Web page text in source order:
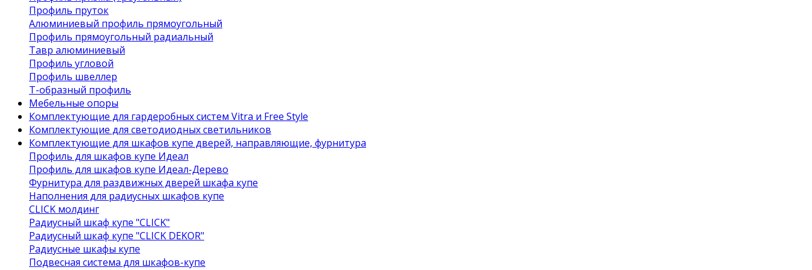
Профиль пруток
Алюминиевый профиль прямоугольный
Профиль прямоугольный радиальный
Тавр алюминиевый
Профиль угловой
Профиль швеллер
Т-образный профиль
Мебельные опоры
Комплектующие для гардеробных систем Vitra и Free Style
Комплектующие для светодиодных светильников
Комплектующие для шкафов купе дверей, направляющие, фурнитура
Профиль для шкафов купе Идеал
Профиль для шкафов купе Идеал-Дерево
Фурнитура для раздвижных дверей шкафа купе
Наполнения для радиусных шкафов купе
CLICK молдинг
Радиусный шкаф купе "CLICK"
Радиусный шкаф купе "CLICK DEKOR"
Радиусные шкафы купе
Подвесная система для шкафов-купе